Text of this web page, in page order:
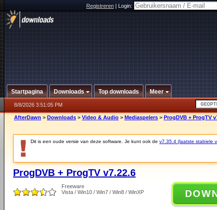
Registreren|Login:
Startpagina Downloads Top downloads Meer
8/8/2026 3:51:05 PM
AfterDawn > Downloads > Video & Audio > Mediaspelers > ProgDVB + ProgTV
Dit is een oude versie van deze software. Je kunt ook de v7.35.4 (laatste stabiele
ProgDVB + ProgTV v7.22.6
Freeware
Vista / Win10 / Win7 / Win8 / WinXP